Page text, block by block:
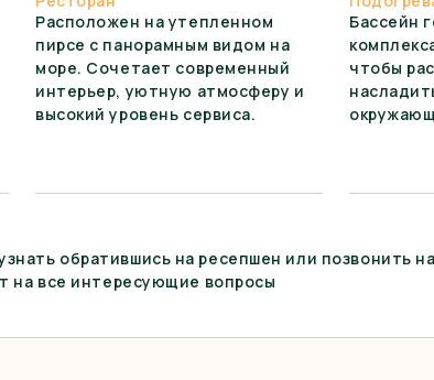
Расположен на утепленном
пирсе с панорамным видом на
море. Сочетает современный
интерьер, уютную атмосферу и
высокий уровень сервиса.
Бассейн
чтобы
обратившись на ресепшен или позвонить
на все интересующие вопросы